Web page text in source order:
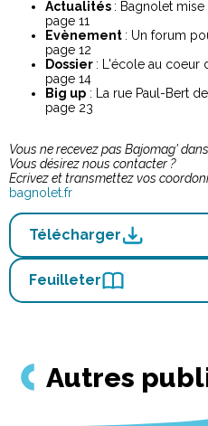
Actualités : Bagnolet
page 11
Evènement : Un forum
page 12
Dossier : L'école au coeur
page 14
Big up : La rue Paul-Bert
page 23
Vous ne recevez pas Bajomag'
Vous désirez nous contacter ?
Ecrivez et transmettez vos
bagnolet.fr
Télécharger
Feuilleter
Autres